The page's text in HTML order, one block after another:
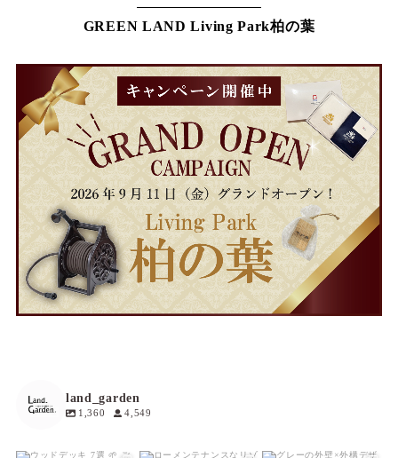
GREEN LAND Living Park柏の葉
land_garden
1,360 4,549